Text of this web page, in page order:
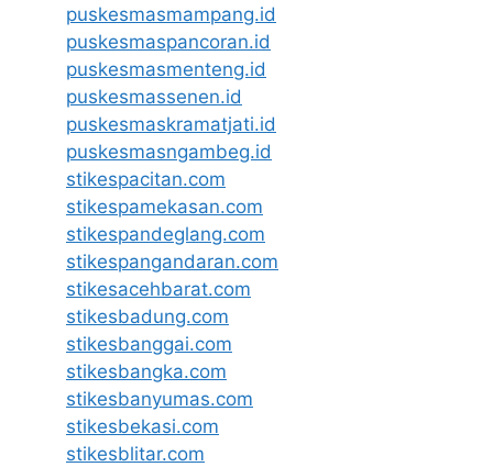
puskesmasmampang.id
puskesmaspancoran.id
puskesmasmenteng.id
puskesmassenen.id
puskesmaskramatjati.id
puskesmasngambeg.id
stikespacitan.com
stikespamekasan.com
stikespandeglang.com
stikespangandaran.com
stikesacehbarat.com
stikesbadung.com
stikesbanggai.com
stikesbangka.com
stikesbanyumas.com
stikesbekasi.com
stikesblitar.com